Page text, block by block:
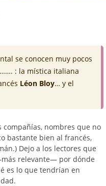
se conocen muy pocos
: la mística italiana
Léon Bloy… y el
compañías, nombres que no
bastante bien al francés,
Dejo a los lectores que
relevante— por dónde
es lo que tendrían en